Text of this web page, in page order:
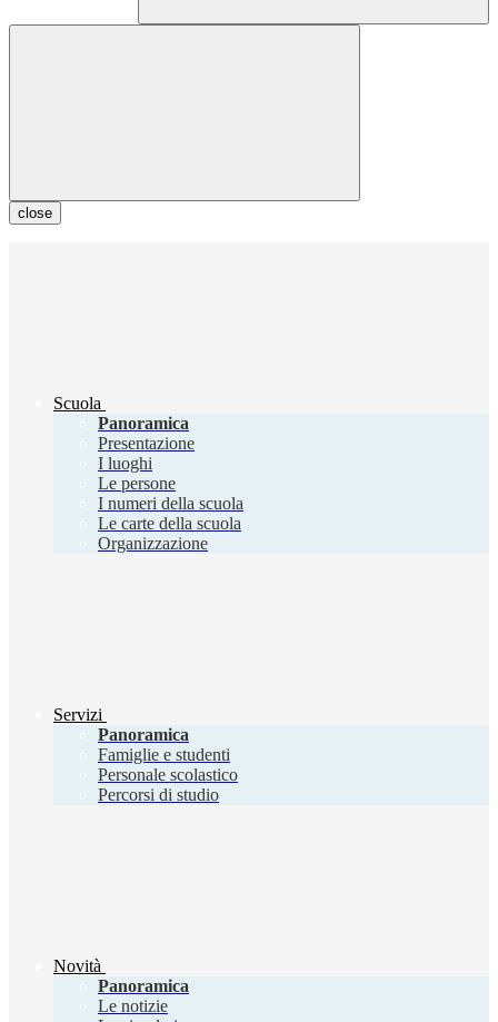
close
Scuola
Panoramica
Presentazione
I luoghi
Le persone
I numeri della scuola
Le carte della scuola
Organizzazione
Servizi
Panoramica
Famiglie e studenti
Personale scolastico
Percorsi di studio
Novità
Panoramica
Le notizie